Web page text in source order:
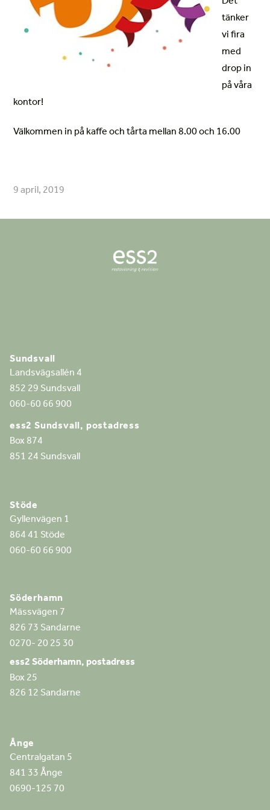
tänker
vi fira
med
drop in
på våra
kontor!
Välkommen in på kaffe och tårta mellan 8.00 och 16.00
9 april, 2019
Sundsvall
Landsvägsallén 4
852 29 Sundsvall
060-60 66 900
ess2 Sundsvall, postadress
Box 874
851 24 Sundsvall
Stöde
Gyllenvägen 1
864 41 Stöde
060-60 66 900
Söderhamn
Mässvägen 7
826 73 Sandarne
0270- 20 25 30
ess2 Söderhamn, postadress
Box 25
826 12 Sandarne
Ånge
Centralgatan 5
841 33 Ånge
0690-125 70